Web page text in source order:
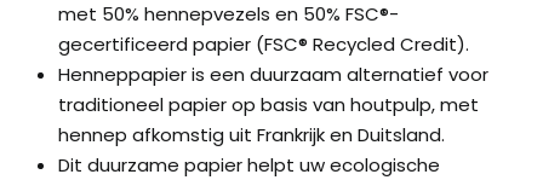
met 50% hennepvezels en 50% FSC®-
gecertificeerd papier (FSC® Recycled Credit).
Henneppapier is een duurzaam alternatief voor
traditioneel papier op basis van houtpulp, met
hennep afkomstig uit Frankrijk en Duitsland.
Dit duurzame papier helpt uw ecologische